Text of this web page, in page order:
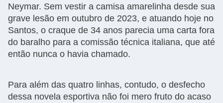
Neymar. Sem vestir a camisa amarelinha desde sua
grave lesão em outubro de 2023, e atuando hoje no
Santos, o craque de 34 anos parecia uma carta fora
do baralho para a comissão técnica italiana, que até
então nunca o havia chamado.
Para além das quatro linhas, contudo, o desfecho
dessa novela esportiva não foi mero fruto do acaso